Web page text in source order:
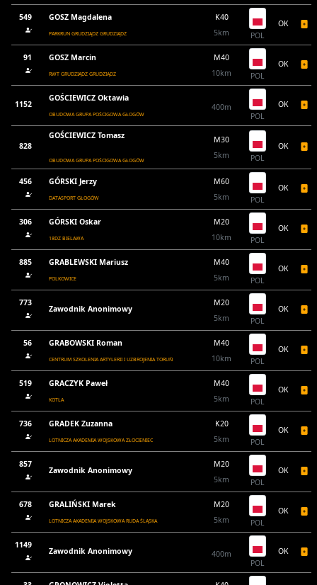
549 GOSZ Magdalena
PARKRUN GRUDZIĄDZ GRUDZIĄDZ
K40
5km
POL
OK
91 GOSZ Marcin
RWT GRUDZIĄDZ GRUDZIĄDZ
M40
10km
POL
OK
1152
GOŚCIEWICZ Oktawia
OBUDOWA GRUPA POŚCIGOWA GŁOGÓW
400m
POL
OK
828
GOŚCIEWICZ Tomasz
OBUDOWA GRUPA POŚCIGOWA GŁOGÓW
M30
5km
POL
OK
456 GÓRSKI Jerzy
DATASPORT GŁOGÓW
M60
5km
POL
OK
306 GÓRSKI Oskar
18DZ BIELAWA
M20
10km
POL
OK
885 GRABLEWSKI Mariusz
POLKOWICE
M40
5km
POL
OK
773
Zawodnik Anonimowy
M20
5km
POL
OK
56 GRABOWSKI Roman
CENTRUM SZKOLENIA ARTYLERII I UZBROJENIA TORUŃ
M40
10km
POL
OK
519 GRACZYK Paweł
KOTLA
M40
5km
POL
OK
736 GRADEK Zuzanna
LOTNICZA AKADEMIA WOJSKOWA ZŁOCIENIEC
K20
5km
POL
OK
857
Zawodnik Anonimowy
M20
5km
POL
OK
678 GRALIŃSKI Marek
LOTNICZA AKADEMIA WOJSKOWA RUDA ŚLĄSKA
M20
5km
POL
OK
1149
Zawodnik Anonimowy
400m
POL
OK